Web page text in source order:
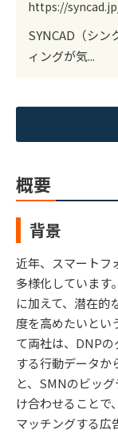
https://
SYNCAD（シ
ィングが気...
概要
背景
近年、スマートフ
多様化しています
に加えて、潜在的
度を高めたいとい
て両社は、DNP
する行動データか
と、SMNのビッ
け合わせることで
マッチングする広